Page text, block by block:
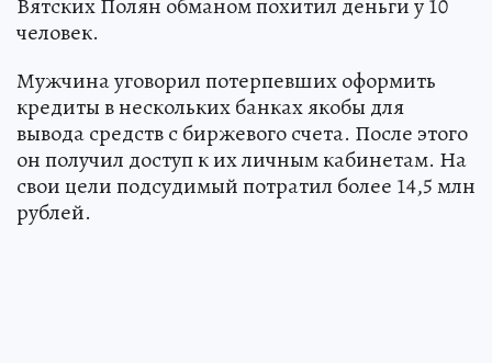
человек.
Мужчина уговорил потерпевших оформить
кредиты в нескольких банках якобы для
вывода средств с биржевого счета. После этого
он получил доступ к их личным кабинетам. На
свои цели подсудимый потратил более 14,5 млн
рублей.